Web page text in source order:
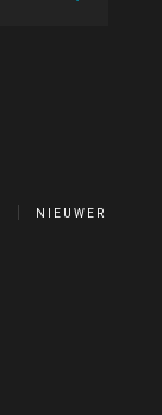
NIEUWER